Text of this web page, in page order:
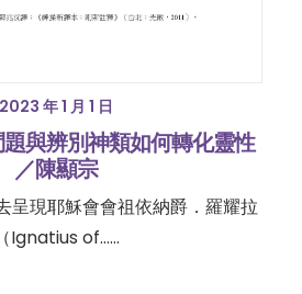
2023 年 1 月 1 日
與辨別神類如何轉化靈性
／陳顯宗
呈現耶穌會會祖依納爵．羅耀拉
（Ignatius of……